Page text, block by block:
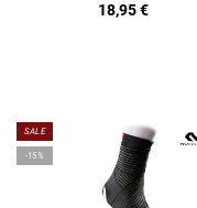
18,95€
SALE
-15%